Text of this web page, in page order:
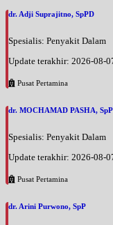
dr. Adji Suprajitno, SpPD
Spesialis: Penyakit Dalam
Update terakhir: 2026-08-
Pusat Pertamina
dr. MOCHAMAD PASHA,
Spesialis: Penyakit Dalam
Update terakhir: 2026-08-
Pusat Pertamina
dr. Arini Purwono, SpP